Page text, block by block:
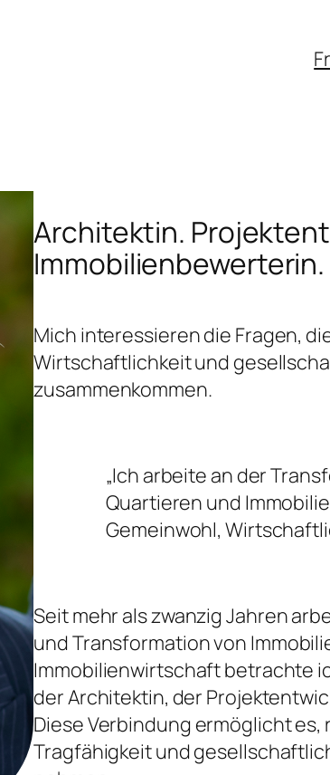
Architektin.
Immobilienbewerterin.
Mich interessieren die Fragen,
Wirtschaftlichkeit und
zusammenkommen.
„Ich arbeite an der
Quartieren und
Gemeinwohl,
Seit mehr als zwanzig Jahren
und Transformation von
Immobilienwirtschaft betrachte
der Architektin, der
Diese Verbindung ermöglicht
Tragfähigkeit und